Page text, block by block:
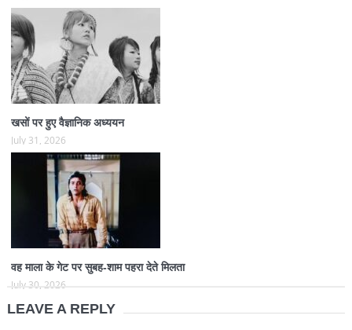
खसों पर हुए वैज्ञानिक अध्ययन
July 31, 2026
वह माला के गेट पर सुबह-शाम पहरा देते मिलता
July 30, 2026
LEAVE A REPLY